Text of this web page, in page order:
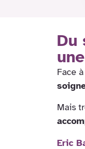
Du
Face
Mais
Eric